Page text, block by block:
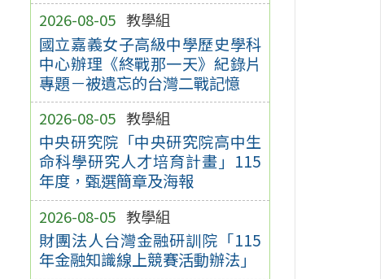
2026-08-05 教學組
國立嘉義女子高級中學歷史學科
中心辦理《終戰那一天》紀錄片
專題－被遺忘的台灣二戰記憶
2026-08-05 教學組
中央研究院「中央研究院高中生
命科學研究人才培育計畫」115
年度，甄選簡章及海報
2026-08-05 教學組
財團法人台灣金融研訓院「115
年金融知識線上競賽活動辦法」